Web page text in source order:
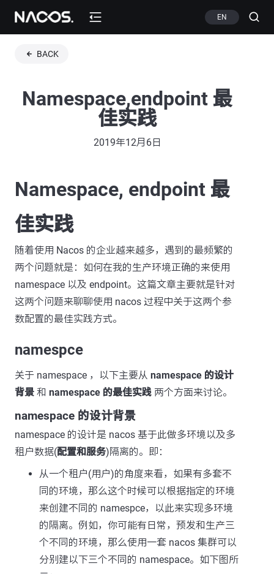
EN
BACK
Namespace,endpoint 最
佳实践
2019年12月6日
Namespace, endpoint 最
佳实践
随着使用 Nacos 的企业越来越多，遇到的最频繁的
两个问题就是：如何在我的生产环境正确的来使用
namespace 以及 endpoint。这篇文章主要就是针对
这两个问题来聊聊使用 nacos 过程中关于这两个参
数配置的最佳实践方式。
namespce
关于 namespace ，以下主要从 namespace 的设计
背景 和 namespace 的最佳实践 两个方面来讨论。
namespace 的设计背景
namespace 的设计是 nacos 基于此做多环境以及多
租户数据(配置和服务)隔离的。即：
从一个租户(用户)的角度来看，如果有多套不
同的环境，那么这个时候可以根据指定的环境
来创建不同的 namespce，以此来实现多环境
的隔离。例如，你可能有日常，预发和生产三
个不同的环境，那么使用一套 nacos 集群可以
分别建以下三个不同的 namespace。如下图所